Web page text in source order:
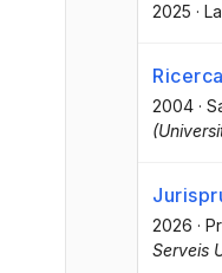
2025 ·
2004 ·
2026 ·
Serveis